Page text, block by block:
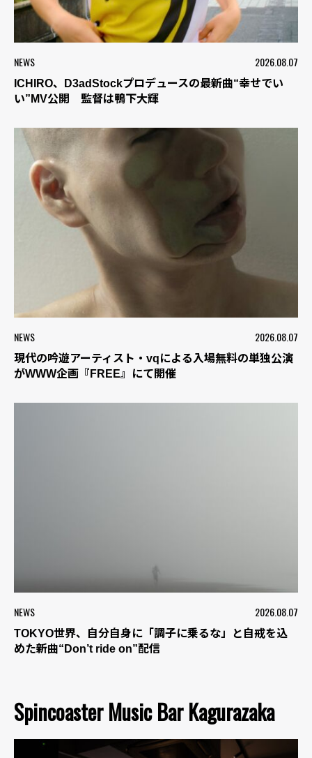
NEWS 2026.08.07
ICHIRO、D3adStockプロデュースの最新曲“幸せでい
い”MV公開 監督は鴨下大輝
NEWS 2026.08.07
現代の吟遊アーティスト・vqによる入場無料の単独公演
がWWW企画『FREE』にて開催
NEWS 2026.08.07
TOKYO世界、自分自身に「調子に乗るな」と自戒を込
めた新曲“Don’t ride on”配信
Spincoaster Music Bar Kagurazaka